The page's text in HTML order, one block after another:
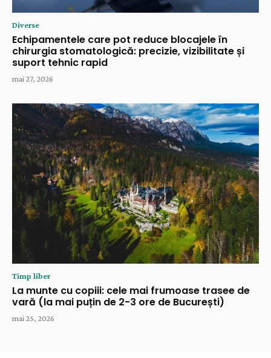
Diverse
Echipamentele care pot reduce blocajele în
chirurgia stomatologică: precizie, vizibilitate și
suport tehnic rapid
mai 27, 2026
Timp liber
La munte cu copiii: cele mai frumoase trasee de
vară (la mai puțin de 2-3 ore de București)
mai 25, 2026